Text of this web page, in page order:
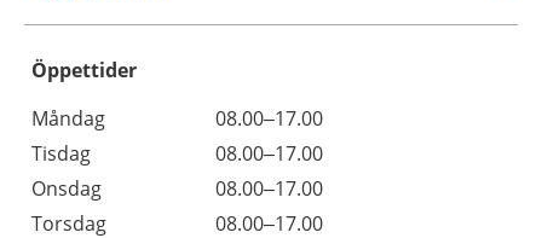
Öppettider
Dag
Öppettider
Kommentarer
Måndag
08.00–17.00
Tisdag
08.00–17.00
Onsdag
08.00–17.00
Torsdag
08.00–17.00